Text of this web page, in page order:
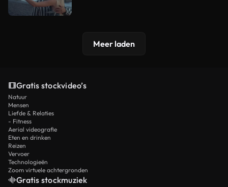
Meer laden
Gratis stockvideo’s
Natuur
Mensen
Liefde & Relaties
- Fitness
Aerial videografie
Eten en drinken
Reizen
Vervoer
Technologieën
Zoom virtuele achtergronden
Gratis stockmuziek